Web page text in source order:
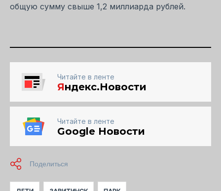
общую сумму свыше 1,2 миллиарда рублей.
Читайте в ленте
Яндекс.Новости
Читайте в ленте
Google Новости